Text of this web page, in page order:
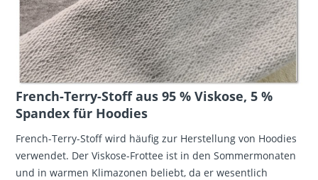
French-Terry-Stoff aus 95 % Viskose, 5 %
Spandex für Hoodies
French-Terry-Stoff wird häufig zur Herstellung von Hoodies
verwendet. Der Viskose-Frottee ist in den Sommermonaten
und in warmen Klimazonen beliebt, da er wesentlich